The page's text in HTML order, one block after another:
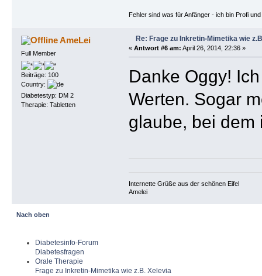
Fehler sind was für Anfänger - ich bin Profi
AmeLei
Full Member
Beiträge: 100
Country:
Diabetestyp: DM 2
Therapie: Tabletten
Re: Frage zu Inkretin-Mimetika wie
« Antwort #6 am: April 26, 2014, 22:36 »
Danke Oggy!
Werten. Sogar
glaube, bei dem
Internette Grüße aus der schönen Eifel
Amelei
Nach oben
Diabetesinfo-Forum
Diabetesfragen
Orale Therapie
Frage zu Inkretin-Mimetika wie z.B. Xelevia